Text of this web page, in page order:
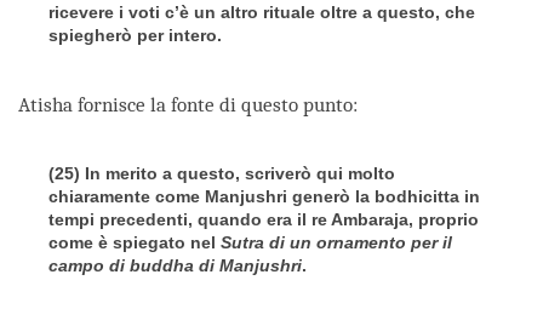
ricevere i voti c’è un altro rituale oltre a questo, che
spiegherò per intero.
Atisha fornisce la fonte di questo punto:
(25) In merito a questo, scriverò qui molto
chiaramente come Manjushri generò la bodhicitta in
tempi precedenti, quando era il re Ambaraja, proprio
come è spiegato nel Sutra di un ornamento per il
campo di buddha di Manjushri.